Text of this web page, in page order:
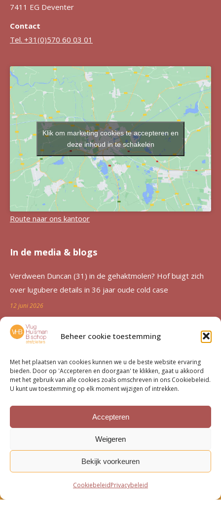
Beheer cookie toestemming
Met het plaatsen van cookies kunnen we u de beste website ervaring
bieden. Door op 'Accepteren en doorgaan' te klikken, gaat u akkoord
met het gebruik van alle cookies zoals omschreven in ons Cookiebeleid.
U kunt uw toestemming op elk moment wijzigen of intrekken.
Accepteren
Weigeren
Bekijk voorkeuren
CookiebeleidPrivacybeleid
7411 EG Deventer
Contact
Tel. +31(0)570 60 03 01
Klik om marketing cookies te accepteren en
deze inhoud in te schakelen
Route naar ons kantoor
In de media & blogs
Verdween Duncan (31) in de gehaktmolen? Hof buigt zich
over lugubere details in 36 jaar oude cold case
12 juni 2026
Zutphen al 36 jaar in de ban van verdwijning Duncan
Zwakke: ‘Een etterende wond voor de familie’
Advocatenechtpaar Knoops bestraft door tuchtrechter om
excessief declareren
1 juni 2026
Van moord­zaak tot milieu­dossier